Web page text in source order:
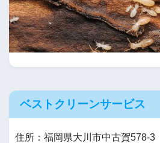
ベストクリーンサービス
住所：福岡県大川市中古賀578-3